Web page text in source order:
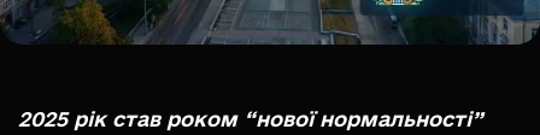
2025 рік став роком “нової нормальності”